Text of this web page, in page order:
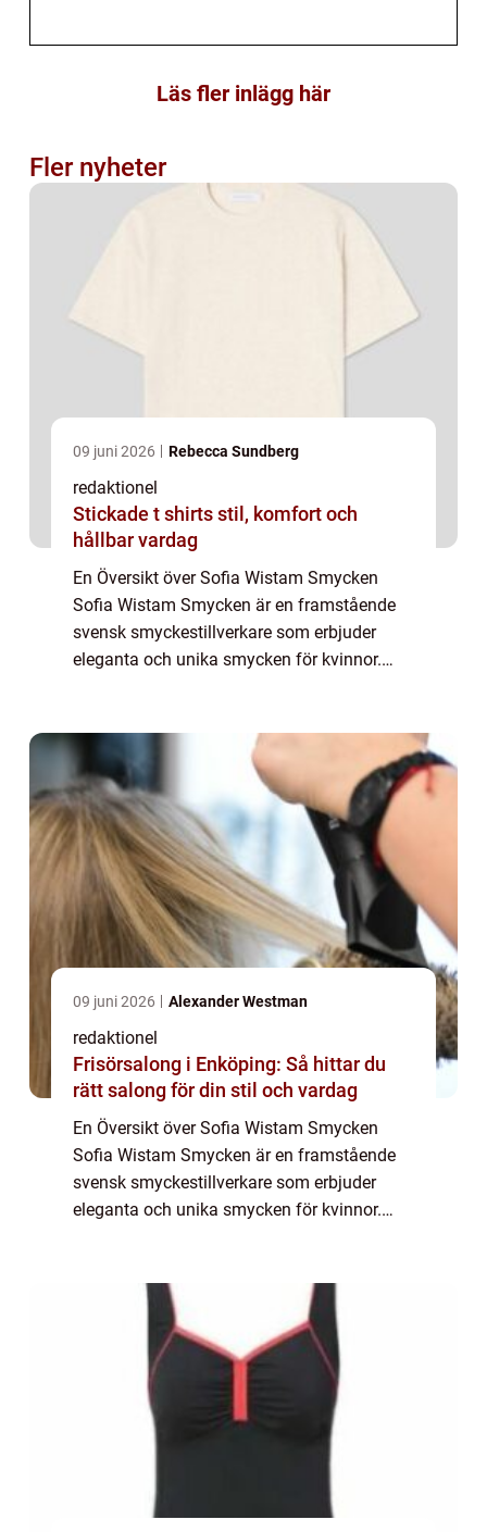
Läs fler inlägg här
Fler nyheter
09 juni 2026 Rebecca Sundberg
redaktionel
Stickade t shirts stil, komfort och
hållbar vardag
En Översikt över Sofia Wistam Smycken
Sofia Wistam Smycken är en framstående
svensk smyckestillverkare som erbjuder
eleganta och unika smycken för kvinnor.
har Sofi...
09 juni 2026 Alexander Westman
redaktionel
Frisörsalong i Enköping: Så hittar du
rätt salong för din stil och vardag
En Översikt över Sofia Wistam Smycken
Sofia Wistam Smycken är en framstående
svensk smyckestillverkare som erbjuder
eleganta och unika smycken för kvinnor.